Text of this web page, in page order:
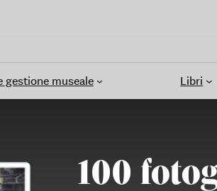
gestione museale Libri
100